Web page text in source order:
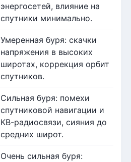
энергосетей, влияние на
спутники минимально.
Умеренная буря: скачки
напряжения в высоких
широтах, коррекция орбит
спутников.
Сильная буря: помехи
спутниковой навигации и
КВ-радиосвязи, сияния до
средних широт.
Очень сильная буря: